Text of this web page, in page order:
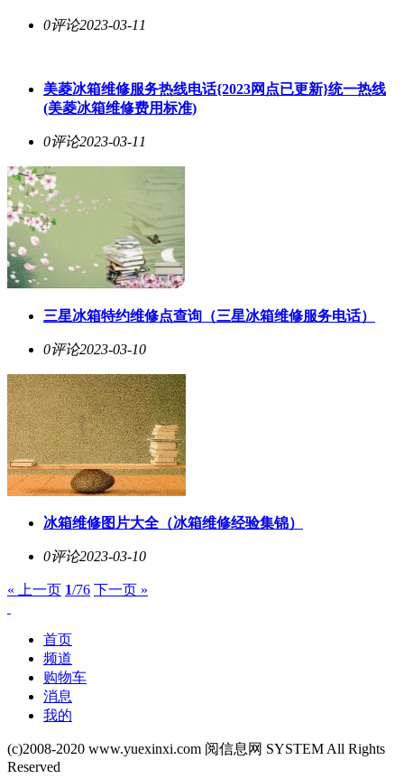
0评论2023-03-11
美菱冰箱维修服务热线电话{2023网点已更新}统一热线
(美菱冰箱维修费用标准)
0评论2023-03-11
三星冰箱特约维修点查询（三星冰箱维修服务电话）
0评论2023-03-10
冰箱维修图片大全（冰箱维修经验集锦）
0评论2023-03-10
« 上一页 1/76 下一页 »
首页
频道
购物车
消息
我的
(c)2008-2020 www.yuexinxi.com 阅信息网 SYSTEM All Rights
Reserved